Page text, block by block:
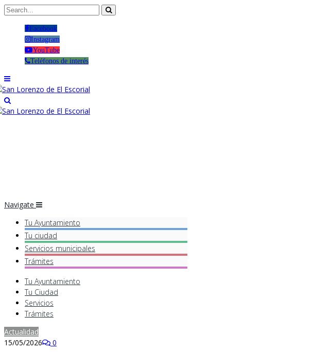
Facebook
Instagram
YouTube
Teléfonos de interés
Navigate
Tu Ayuntamiento
Tu ciudad
Servicios municipales
Trámites
Tu Ayuntamiento
Tu Ciudad
Servicios
Trámites
Actualidad
15/05/2026
0